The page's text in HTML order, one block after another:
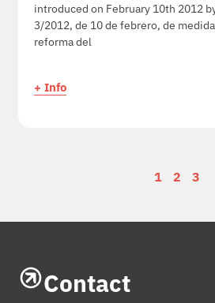
introduced on February 10th 2012
3/2012, de 10 de febrero, de
reforma del
+ Info
1 2 3
Contact